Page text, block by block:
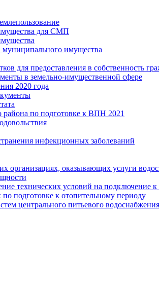
для СМП
имущества
для предоставления в собственность
в земельно-имущественной сфере
2020 года
по подготовке к ВПН 2021
инфекционных заболеваний
организациях, оказывающих услуги
технических условий на подключение
подготовке к отопительному периоду
центрального питьевого водоснабжения